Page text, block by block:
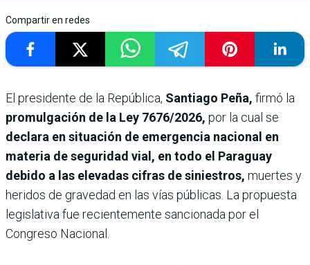
Compartir en redes
El presidente de la República, Santiago Peña, firmó la
promulgación de la Ley 7676/2026, por la cual se
declara en situación de emergencia nacional en
materia de seguridad vial, en todo el Paraguay
debido a las elevadas cifras de siniestros, muertes y
heridos de gravedad en las vías públicas. La propuesta
legislativa fue recientemente sancionada por el
Congreso Nacional.